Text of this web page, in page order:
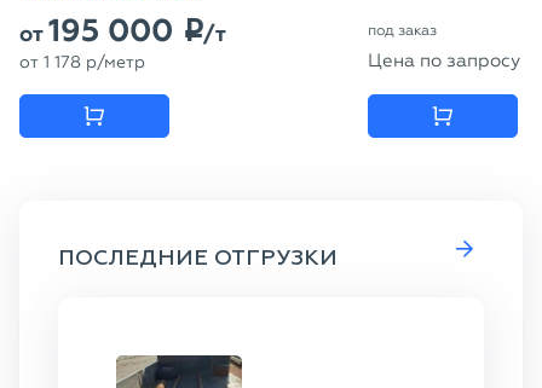
от195 000 p/т
от 1 178 p/метр
под заказ
Цена по запросу
ПОСЛЕДНИЕ ОТГРУЗКИ